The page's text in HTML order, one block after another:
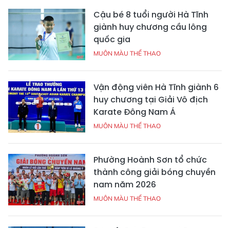
Cậu bé 8 tuổi người Hà Tĩnh
giành huy chương cầu lông
quốc gia
MUÔN MÀU THỂ THAO
Vận động viên Hà Tĩnh giành 6
huy chương tại Giải Vô địch
Karate Đông Nam Á
MUÔN MÀU THỂ THAO
Phường Hoành Sơn tổ chức
thành công giải bóng chuyền
nam năm 2026
MUÔN MÀU THỂ THAO